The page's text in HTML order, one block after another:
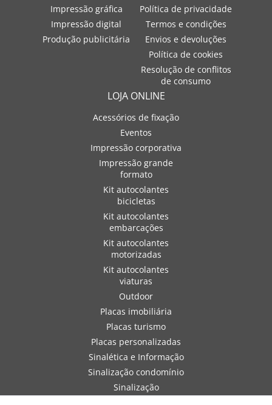
Impressão gráfica
Impressão digital
Produção publicitária
Política de privacidade
Termos e condições
Envios e devoluções
Política de cookies
Resolução de conflitos
de consumo
LOJA ONLINE
Acessórios de fixação
Eventos
Impressão corporativa
Impressão grande
formato
Kit autocolantes
bicicletas
Kit autocolantes
embarcações
Kit autocolantes
motorizadas
Kit autocolantes
viaturas
Outdoor
Placas imobiliária
Placas turismo
Placas personalizadas
Sinalética e Informação
Sinalização condomínio
Sinalização
embarcações